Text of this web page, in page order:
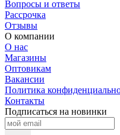
Вопросы и ответы
Рассрочка
Отзывы
О компании
О нас
Магазины
Оптовикам
Вакансии
Политика
Контакты
Подписаться на новинки